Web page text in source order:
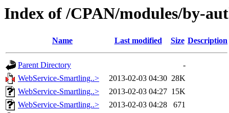
Index of /CPAN/modules/by-
Name Last modified Size Description
Parent Directory
-
WebService-Smartling..>
2013-02-03 04:30 28K
WebService-Smartling..>
2013-02-03 04:27 15K
WebService-Smartling..>
2013-02-03 04:28
671